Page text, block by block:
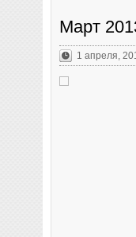
Март
1 апреля,